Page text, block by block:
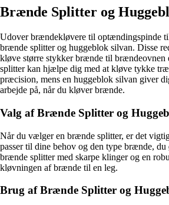
Brænde Splitter og
Udover brændekløvere til optændingspinde
brænde splitter og huggeblok silvan. Disse
kløve større stykker brænde til brændeovnen
splitter kan hjælpe dig med at kløve tykke
præcision, mens en huggeblok silvan giver
arbejde på, når du kløver brænde.
Valg af Brænde Splitter og
Når du vælger en brænde splitter, er det
passer til dine behov og den type brænde,
brænde splitter med skarpe klinger og en
kløvningen af brænde til en leg.
Brug af Brænde Splitter og